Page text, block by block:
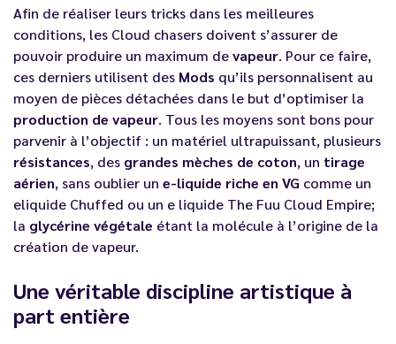
Afin de réaliser leurs tricks dans les meilleures
conditions, les Cloud chasers doivent s’assurer de
pouvoir produire un maximum devapeur. Pour ce faire,
ces derniers utilisent des Mods qu’ils personnalisent au
moyen de pièces détachées dans le but d’optimiser la
production de vapeur. Tous les moyens sont bons pour
parvenir à l’objectif : un matériel ultrapuissant, plusieurs
résistances, des grandes mèches de coton, un tirage
aérien, sans oublier un e-liquide riche en VG comme un
eliquide Chuffed ou un e liquide The Fuu Cloud Empire;
la glycérine végétale étant la molécule à l’origine de la
création de vapeur.
Une véritable discipline artistique à
part entière